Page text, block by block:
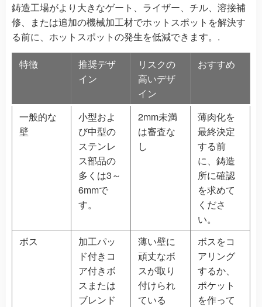
鋳造工場がより大きなゲート、ライザー、チル、溶接補
修、または追加の機械加工材でホットスポットを解決す
る前に、ホットスポットの発生を低減できます。.
特徴
推奨デザ
イン
リスクの
高いデザ
イン
おすすめ
一般的な
壁
小型およ
び中型の
ステンレ
ス部品の
多くは3～
6mmで
す。
2mm未満
は審査な
し
薄肉化を
最終決定
する前
に、鋳造
所に確認
を求めて
くださ
い。
ボス
加工パッ
ド付きコ
ア付きボ
スまたは
ブレンド
薄い壁に
頑丈なボ
スが取り
付けられ
ている
ボスをコ
アリング
するか、
ポケット
を作って